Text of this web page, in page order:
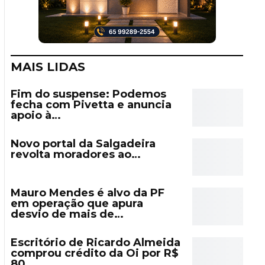
MAIS LIDAS
Fim do suspense: Podemos
fecha com Pivetta e anuncia
apoio à…
Novo portal da Salgadeira
revolta moradores ao…
Mauro Mendes é alvo da PF
em operação que apura
desvio de mais de…
Escritório de Ricardo Almeida
comprou crédito da Oi por R$